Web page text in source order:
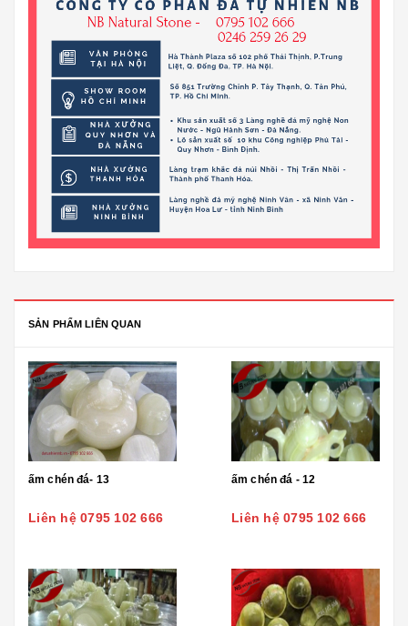
SẢN PHẨM LIÊN QUAN
ấm chén đá- 13
Liên hệ 0795 102 666
ấm chén đá - 12
Liên hệ 0795 102 666